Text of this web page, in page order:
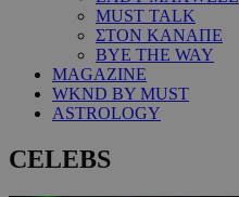
MUST TALK
ΣΤΟΝ ΚΑΝΑΠΕ
BYE THE WAY
MAGAZINE
WKND BY MUST
ASTROLOGY
CELEBS